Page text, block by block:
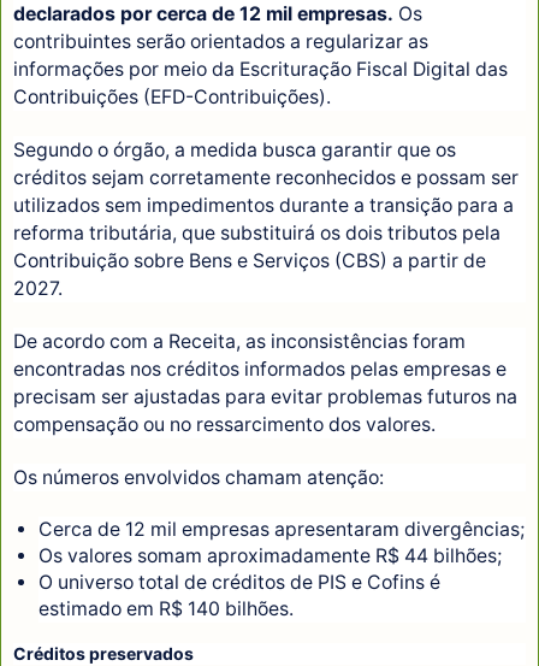
declarados por cerca de 12 mil empresas. Os
contribuintes serão orientados a regularizar as
informações por meio da Escrituração Fiscal Digital das
Contribuições (EFD-Contribuições).
Segundo o órgão, a medida busca garantir que os
créditos sejam corretamente reconhecidos e possam ser
utilizados sem impedimentos durante a transição para a
reforma tributária, que substituirá os dois tributos pela
Contribuição sobre Bens e Serviços (CBS) a partir de
2027.
De acordo com a Receita, as inconsistências foram
encontradas nos créditos informados pelas empresas e
precisam ser ajustadas para evitar problemas futuros na
compensação ou no ressarcimento dos valores.
Os números envolvidos chamam atenção:
Cerca de 12 mil empresas apresentaram divergências;
Os valores somam aproximadamente R$ 44 bilhões;
O universo total de créditos de PIS e Cofins é
estimado em R$ 140 bilhões.
Créditos preservados